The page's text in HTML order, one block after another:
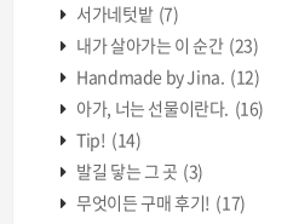
서가네텃밭 (7)
내가 살아가는 이 순간 (23)
Handmade by Jina. (12)
아가, 너는 선물이란다. (16)
Tip! (14)
발길 닿는 그 곳 (3)
무엇이든 구매 후기! (17)